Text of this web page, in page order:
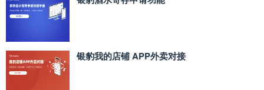
银豹我的店铺 APP外卖对接